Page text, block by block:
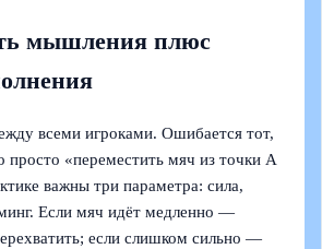
мышления плюс
всеми игроками. Ошибается тот,
просто «переместить мяч из точки А
важны три параметра: сила,
Если мяч идёт медленно —
если слишком сильно —